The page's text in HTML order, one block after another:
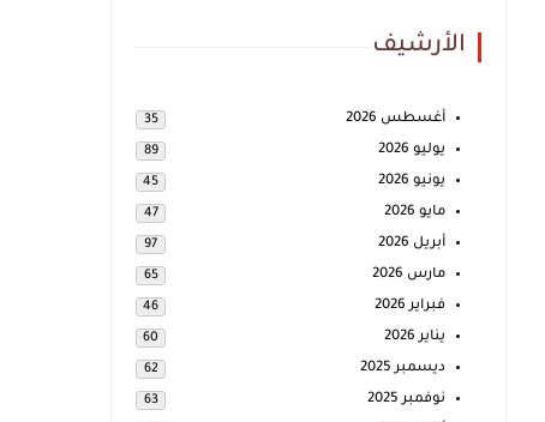
الأرشيف
أغسطس 2026 35
يوليو 2026 89
يونيو 2026 45
مايو 2026 47
أبريل 2026 97
مارس 2026 65
فبراير 2026 46
يناير 2026 60
ديسمبر 2025 62
نوفمبر 2025 63